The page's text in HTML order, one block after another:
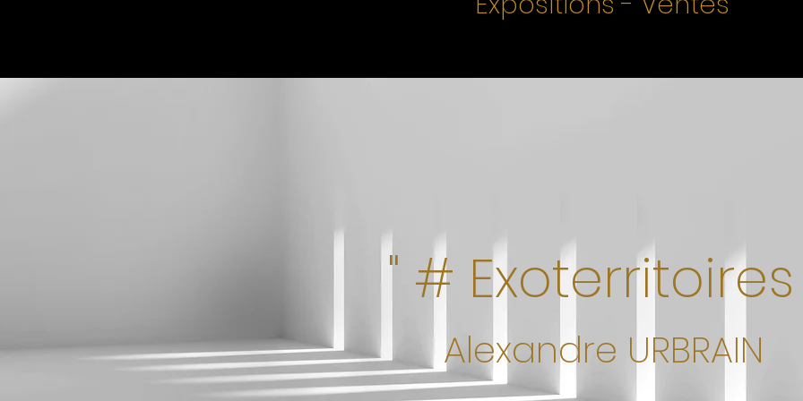
" # Exoterritoires
Alexandre URBRAIN